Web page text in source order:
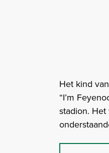
Het kind
“I’m
stadion.